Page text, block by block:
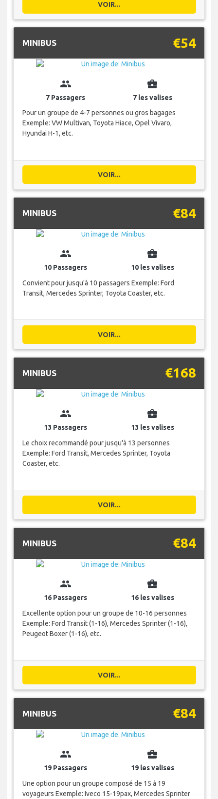
VOIR...
MINIBUS €54
group
7 Passagers
business_center
7 les valises
Pour un groupe de 4-7 personnes ou gros bagages
Exemple: VW Multivan, Toyota Hiace, Opel Vivaro,
Hyundai H-1, etc.
VOIR...
MINIBUS €84
group
10 Passagers
business_center
10 les valises
Convient pour jusqu'à 10 passagers Exemple: Ford
Transit, Mercedes Sprinter, Toyota Coaster, etc.
VOIR...
MINIBUS €168
group
13 Passagers
business_center
13 les valises
Le choix recommandé pour jusqu'à 13 personnes
Exemple: Ford Transit, Mercedes Sprinter, Toyota
Coaster, etc.
VOIR...
MINIBUS €84
group
16 Passagers
business_center
16 les valises
Excellente option pour un groupe de 10-16 personnes
Exemple: Ford Transit (1-16), Mercedes Sprinter (1-16),
Peugeot Boxer (1-16), etc.
VOIR...
MINIBUS €84
group
19 Passagers
business_center
19 les valises
Une option pour un groupe composé de 15 à 19
voyageurs Exemple: Iveco 15-19pax, Mercedes Sprinter